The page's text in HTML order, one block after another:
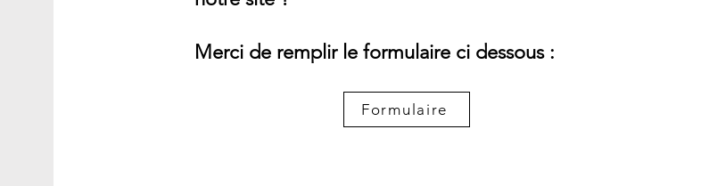
Merci de remplir le formulaire ci dessous :
Formulaire